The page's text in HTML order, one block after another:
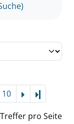
10
Treffer pro Seite